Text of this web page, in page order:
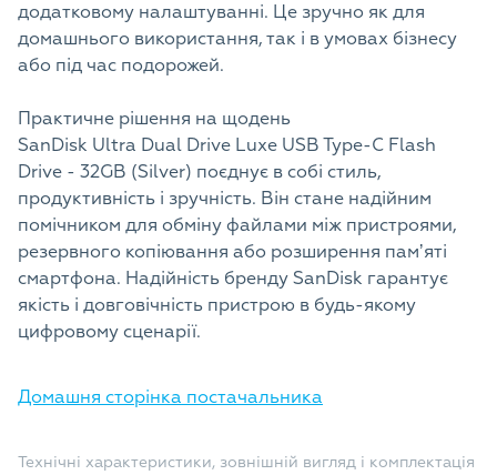
додатковому налаштуванні. Це зручно як для
домашнього використання, так і в умовах бізнесу
або під час подорожей.
Практичне рішення на щодень
SanDisk Ultra Dual Drive Luxe USB Type-C Flash
Drive - 32GB (Silver) поєднує в собі стиль,
продуктивність і зручність. Він стане надійним
помічником для обміну файлами між пристроями,
резервного копіювання або розширення памʼяті
смартфона. Надійність бренду SanDisk гарантує
якість і довговічність пристрою в будь-якому
цифровому сценарії.
Домашня сторінка постачальника
Технічні характеристики, зовнішній вигляд і комплектація